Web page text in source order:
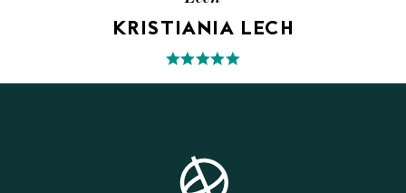
KRISTIANIA LECH